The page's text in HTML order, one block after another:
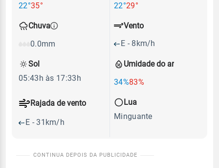
22°35°
22°29°
Chuva
0.0mm
Umidade do ar
34%83%
Vento
E - 8km/h
Rajada de vento
E - 31km/h
Sol
05:43h às 17:33h
Lua
Minguante